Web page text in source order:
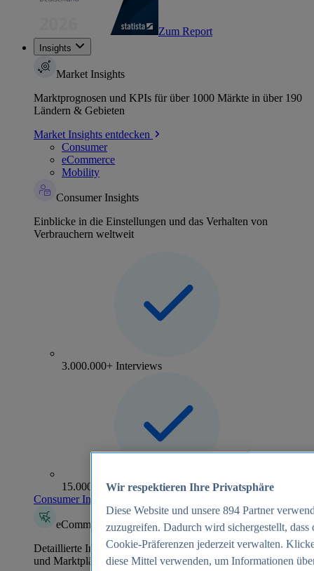
Zum Report
Insights
Market Insights
Marktprognosen und KPIs für über 1000 Märkte in über 190
Ländern & Gebieten
Market Insights entdecken
Consumer
eCommerce
Mobility
Consumer Insights
Einblicke in die Einstellungen und das Verhalten von
Verbrauchern weltweit
3.000.000+ Interviews
15.000+ Marken
Consumer Insights entdecken
eCommerce Insights
Detaillierte Informationen zu mehr als 39.000 Online-Shops
und Marktplätzen
Wir respektieren Ihre Privatsphäre
Diese Website und unsere 894 Partner
zuzugreifen. Dadurch wird sichergestellt,
Cookie-Präferenzen jederzeit verwalten.
diese Mittel verwenden, um Informationen